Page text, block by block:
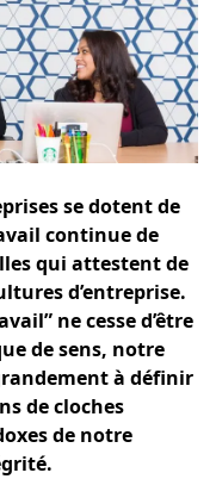
se dotent de
continue de
qui attestent de
d’entreprise.
ne cesse d’être
de sens, notre
à définir
de cloches
de notre